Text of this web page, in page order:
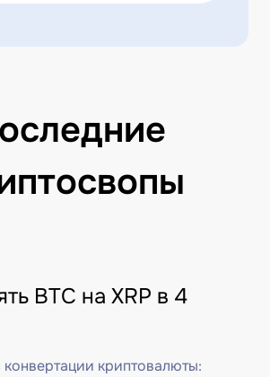
BTC на XRP в 4
криптовалюты: